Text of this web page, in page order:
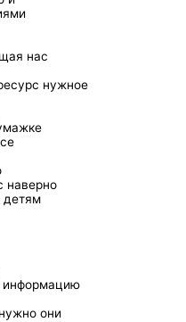
нас
нужное
наверно
детям
информацию
они